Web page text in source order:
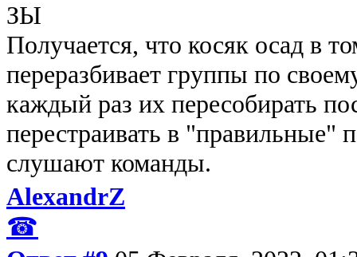
ЗЫ
Получается, что косяк осад в
переразбивает группы по
каждый раз их пересобирать
перестраивать в "правильные"
слушают команды.
AlexandrZ
☎